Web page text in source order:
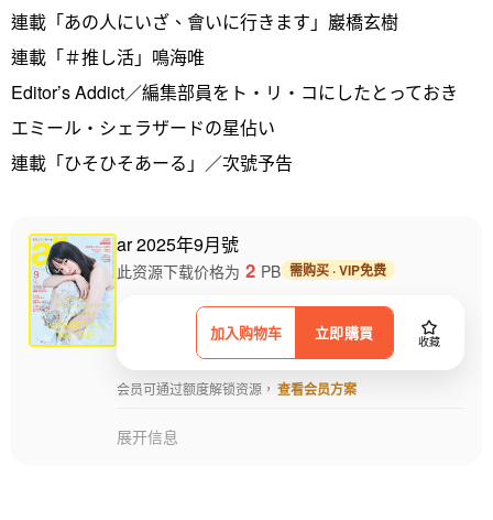
連載「あの人にいざ、會いに行きます」巖橋玄樹
連載「＃推し活」鳴海唯
Editor’s Addict／編集部員をト・リ・コにしたとっておき
エミール・シェラザードの星佔い
連載「ひそひそあーる」／次號予告
ar 2025年9月號
加入购物车 立即購買 收藏
此资源下载价格为 2 PB 需购买 · VIP免费
会员可通过额度解锁资源， 查看会员方案
展开信息